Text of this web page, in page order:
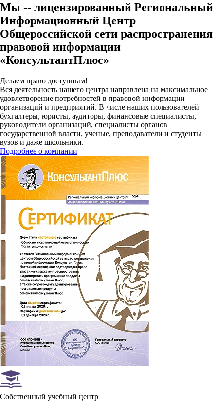
Мы -- лицензированный Региональный
Информационный Центр
Общероссийской сети распространения
правовой информации
«КонсультантПлюс»
Делаем право доступным!
Вся деятельность нашего центра направлена на максимальное
удовлетворение потребностей в правовой информации
организаций и предприятий. В числе наших пользователей
бухгалтеры, юристы, аудиторы, финансовые специалисты,
руководители организаций, специалисты органов
государственной власти, ученые, преподаватели и студенты
вузов и даже школьники.
Подробнее о компании
Собственный учебный центр